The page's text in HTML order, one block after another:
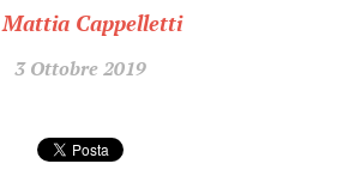
Mattia Cappelletti
3 Ottobre 2019